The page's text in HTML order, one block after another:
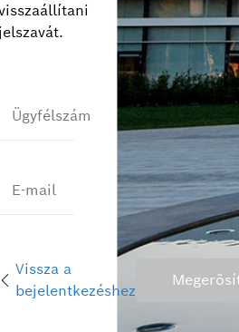
jelszavát.
Ügyfélszám
E-mail
Vissza a
bejelentkezéshez